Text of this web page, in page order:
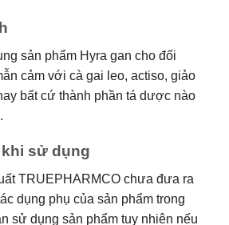
sản phẩm Hyra gan cho đối
cảm với cà gai leo, actiso, giảo
bất cứ thành phần tá dược nào
sử dụng
TRUEPHARMCO chưa đưa ra
dụng phụ của sản phẩm trong
sử dụng sản phẩm tuy nhiên nếu